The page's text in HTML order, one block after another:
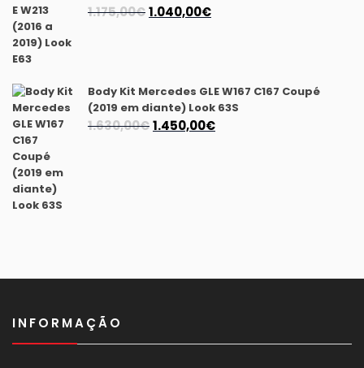
1.175,00€O
1.175,00€.
1.040,00€O
1.040,00€.
Body Kit Mercedes GLE W167 C167 Coupé
(2019 em diante) Look 63S
1.630,00€O
1.450,00€O
INFORMAÇÃO